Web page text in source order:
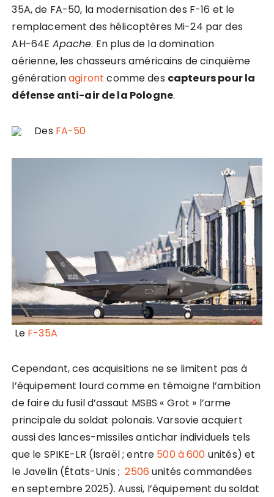
35A, de FA-50, la modernisation des F-16 et le
remplacement des hélicoptères Mi-24 par des
AH-64E Apache. En plus de la domination
aérienne, les chasseurs américains de cinquième
générationagiront comme des capteurs pour la
défense anti-air de la Pologne.
Des FA-50
Le F-35A
Cependant, ces acquisitions ne se limitent pas à
l’équipement lourd comme en témoigne l’ambition
de faire du fusil d’assaut MSBS « Grot » l’arme
principale du soldat polonais. Varsovie acquiert
aussi des lances-missiles antichar individuels tels
que le SPIKE-LR (Israël ; entre 500 à 600 unités) et
le Javelin (États-Unis ; 2506 unités commandées
en septembre 2025). Aussi, l’équipement du soldat